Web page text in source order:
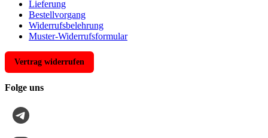
Lieferung
Bestellvorgang
Widerrufsbelehrung
Muster-Widerrufsformular
Vertrag widerrufen
Folge uns